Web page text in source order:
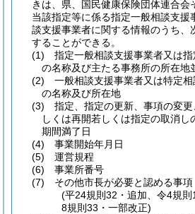
きは、県、国民健康保険団体連合会
当該指定等に係る指定一般相談支援
談支援事業者に関する情報のうち、
することができる。
(1)
指定一般相談支援事業者又は
の名称及び主たる事務所の所在地
(2)
一般相談支援事業者又は特定
の名称及び所在地
(3)
指定、指定の更新、事項の変
しくは再開若しくは指定の取消し
期間満了日
(4)
事業開始年月日
(5)
運営規程
(6)
事業所番号
(7)
その他市長が必要と認める事項
(平24規則32・追加、令4規
8規則33・一部改正)